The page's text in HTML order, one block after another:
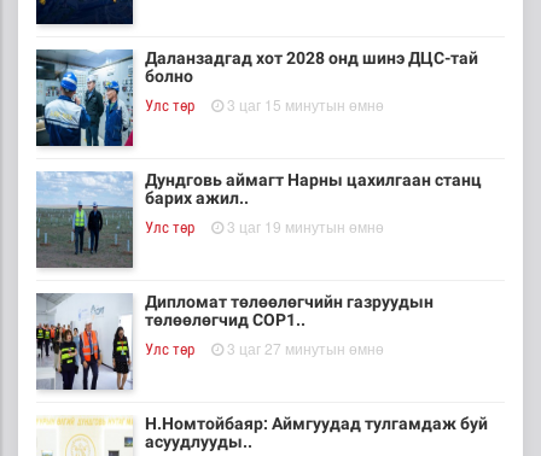
Даланзадгад хот 2028 онд шинэ ДЦС-тай
болно
Улс төр 3 цаг 15 минутын өмнө
Дундговь аймагт Нарны цахилгаан станц
барих ажил..
Улс төр 3 цаг 19 минутын өмнө
Дипломат төлөөлөгчийн газруудын
төлөөлөгчид COP1..
Улс төр 3 цаг 27 минутын өмнө
Н.Номтойбаяр: Аймгуудад тулгамдаж буй
асуудлууды..